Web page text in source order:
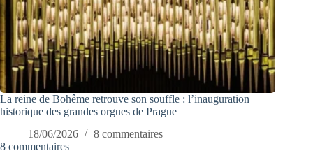
La reine de Bohême retrouve son souffle : l’inauguration
historique des grandes orgues de Prague
18/06/2026
8 commentaires
8 commentaires